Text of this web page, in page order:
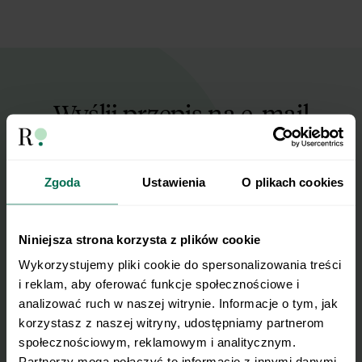
Zgoda Ustawienia O plikach cookies
Niniejsza strona korzysta z plików cookie
Wykorzystujemy pliki cookie do spersonalizowania treści
i reklam, aby oferować funkcje społecznościowe i
analizować ruch w naszej witrynie. Informacje o tym, jak
korzystasz z naszej witryny, udostępniamy partnerom
społecznościowym, reklamowym i analitycznym.
Wyślij przepis na e-mail
Nasze najlepsze przepisy, prosto na Twoja
Imię
Email